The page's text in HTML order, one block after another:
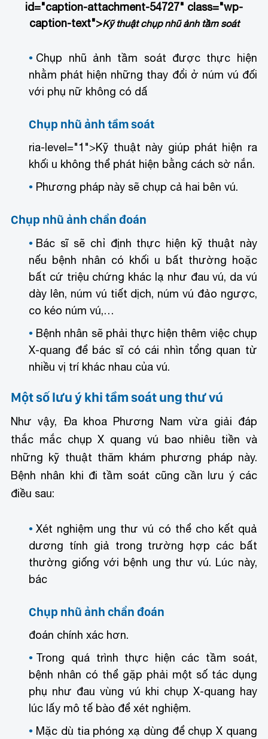
id="caption-attachment-54727" class="wp-
caption-text">Kỹ thuật chụp nhũ ảnh tầm soát
Chụp nhũ ảnh tầm soát được thực hiện
nhằm phát hiện những thay đổi ở núm vú đối
với phụ nữ không có dấ
Chụp nhũ ảnh tầm soát
ria-level="1">Kỹ thuật này giúp phát hiện ra
khối u không thể phát hiện bằng cách sờ nắn.
Phương pháp này sẽ chụp cả hai bên vú.
Chụp nhũ ảnh chẩn đoán
Bác sĩ sẽ chỉ định thực hiện kỹ thuật này
nếu bệnh nhân có khối u bất thường hoặc
bất cứ triệu chứng khác lạ như đau vú, da vú
dày lên, núm vú tiết dịch, núm vú đảo ngược,
co kéo núm vú,…
Bệnh nhân sẽ phải thực hiện thêm việc chụp
X-quang để bác sĩ có cái nhìn tổng quan từ
nhiều vị trí khác nhau của vú.
Một số lưu ý khi tầm soát ung thư vú
Như vậy, Đa khoa Phương Nam vừa giải đáp
thắc mắc chụp X quang vú bao nhiêu tiền và
những kỹ thuật thăm khám phương pháp này.
Bệnh nhân khi đi tầm soát cũng cần lưu ý các
điều sau:
Xét nghiệm ung thư vú có thể cho kết quả
dương tính giả trong trường hợp các bất
thường giống với bệnh ung thư vú. Lúc này,
bác
Chụp nhũ ảnh chẩn đoán
đoán chính xác hơn.
Trong quá trình thực hiện các tầm soát,
bệnh nhân có thể gặp phải một số tác dụng
phụ như đau vùng vú khi chụp X-quang hay
lúc lấy mô tế bào để xét nghiệm.
Mặc dù tia phóng xạ dùng để chụp X quang